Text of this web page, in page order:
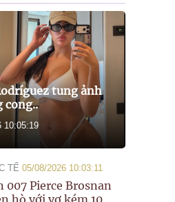
tung ảnh
cong..
10:05:19
TẾ 05/08/2026 10:03:11
007 Pierce Brosnan
hò với vợ kém 10